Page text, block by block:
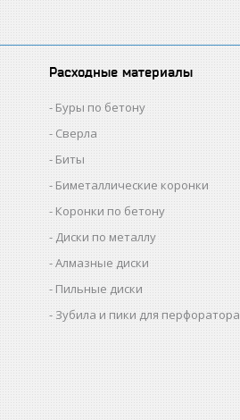
Расходные материалы
Буры по бетону
Сверла
Биты
Биметаллические коронки
Коронки по бетону
Диски по металлу
Алмазные диски
Пильные диски
Зубила и пики для перфоратора